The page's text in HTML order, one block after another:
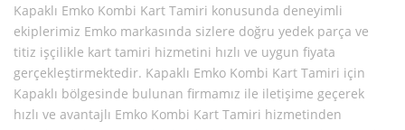
Kapaklı Emko Kombi Kart Tamiri konusunda deneyimli
ekiplerimiz Emko markasında sizlere doğru yedek parça ve
titiz işçilikle kart tamiri hizmetini hızlı ve uygun fiyata
gerçekleştirmektedir. Kapaklı Emko Kombi Kart Tamiri için
Kapaklı bölgesinde bulunan firmamız ile iletişime geçerek
hızlı ve avantajlı Emko Kombi Kart Tamiri hizmetinden